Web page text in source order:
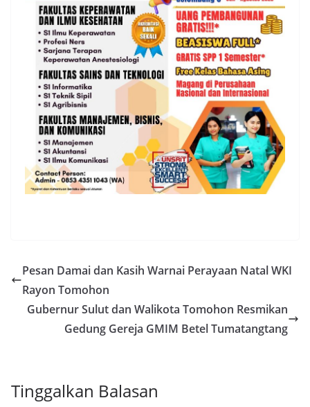
Pesan Damai dan Kasih Warnai Perayaan Natal WKI
Rayon Tomohon
Gubernur Sulut dan Walikota Tomohon Resmikan
Gedung Gereja GMIM Betel Tumatangtang
Tinggalkan Balasan